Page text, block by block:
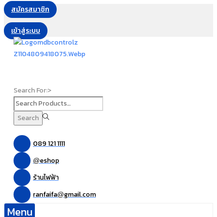
สมัครสมาชิก
เข้าสู่ระบบ
Search For:>
Search
089 121 1111
@eshop
ร้านไฟฟ้า
ranfaifa@gmail.com
Menu